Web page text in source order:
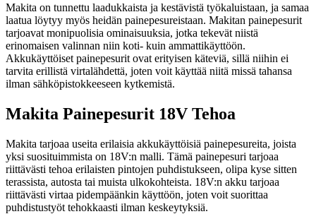
Makita on tunnettu laadukkaista ja kestävistä työkaluistaan, ja samaa
laatua löytyy myös heidän painepesureistaan. Makitan painepesurit
tarjoavat monipuolisia ominaisuuksia, jotka tekevät niistä
erinomaisen valinnan niin koti- kuin ammattikäyttöön.
Akkukäyttöiset painepesurit ovat erityisen käteviä, sillä niihin ei
tarvita erillistä virtalähdettä, joten voit käyttää niitä missä tahansa
ilman sähköpistokkeeseen kytkemistä.
Makita Painepesurit 18V Tehoa
Makita tarjoaa useita erilaisia akkukäyttöisiä painepesureita, joista
yksi suosituimmista on 18V:n malli. Tämä painepesuri tarjoaa
riittävästi tehoa erilaisten pintojen puhdistukseen, olipa kyse sitten
terassista, autosta tai muista ulkokohteista. 18V:n akku tarjoaa
riittävästi virtaa pidempäänkin käyttöön, joten voit suorittaa
puhdistustyöt tehokkaasti ilman keskeytyksiä.